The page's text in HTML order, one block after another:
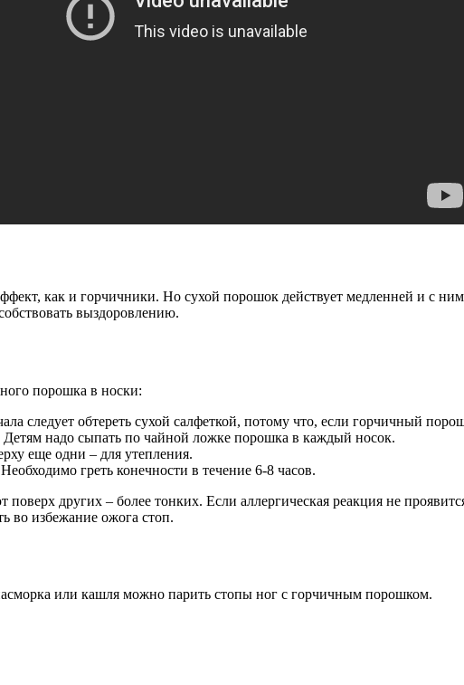
как и горчичники. Но сухой порошок действует медленней и с
выздоровлению.
порошка в носки:
следует обтереть сухой салфеткой, потому что, если горчичный
надо сыпать по чайной ложке порошка в каждый носок.
еще одни – для утепления.
греть конечности в течение 6-8 часов.
других – более тонких. Если аллергическая реакция не
во избежание ожога стоп.
или кашля можно парить стопы ног с горчичным порошком.